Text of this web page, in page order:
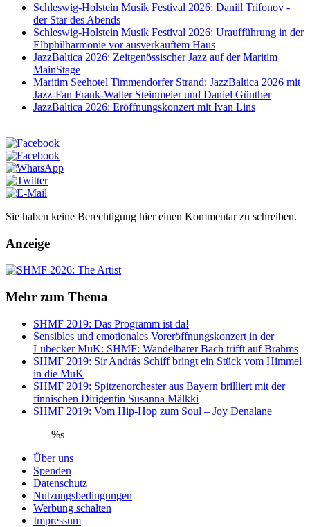
Schleswig-Holstein Musik Festival 2026: Daniil Trifonov -
der Star des Abends
Schleswig-Holstein Musik Festival 2026: Uraufführung in der
Elbphilharmonie vor ausverkauftem Haus
JazzBaltica 2026: Zeitgenössischer Jazz auf der Maritim
MainStage
Maritim Seehotel Timmendorfer Strand: JazzBaltica 2026 mit
Jazz-Fan Frank-Walter Steinmeier und Daniel Günther
JazzBaltica 2026: Eröffnungskonzert mit Ivan Lins
Sie haben keine Berechtigung hier einen Kommentar zu schreiben.
Anzeige
Mehr zum Thema
SHMF 2019: Das Programm ist da!
Sensibles und emotionales Voreröffnungskonzert in der
Lübecker MuK: SHMF: Wandelbarer Bach trifft auf Brahms
SHMF 2019: Sir András Schiff bringt ein Stück vom Himmel
in die MuK
SHMF 2019: Spitzenorchester aus Bayern brilliert mit der
finnischen Dirigentin Susanna Mälkki
SHMF 2019: Vom Hip-Hop zum Soul – Joy Denalane
%s
Über uns
Spenden
Datenschutz
Nutzungsbedingungen
Werbung schalten
Impressum